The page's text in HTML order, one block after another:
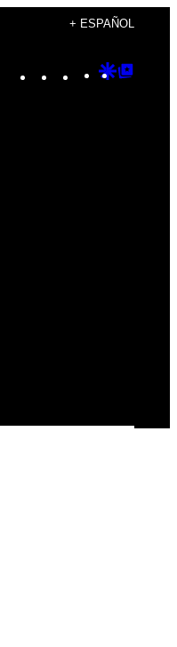
+ ESPAÑOL
Instagram
TikTok
YouTube
Google